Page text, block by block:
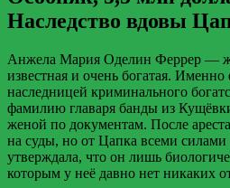
Наследство вдовы
Анжела Мария Оделин Феррер —
известная и очень богатая. Именно
наследницей криминального
фамилию главаря банды из
женой по документам. После
на суды, но от Цапка всеми силами
утверждала, что он лишь
которым у неё давно нет никаких